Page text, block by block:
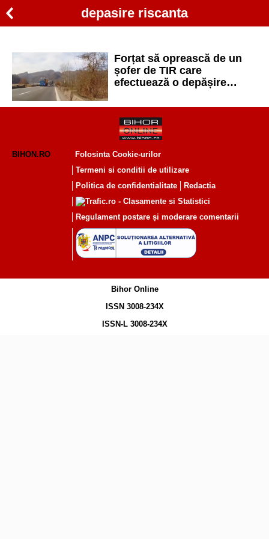
depasire riscanta
Forțat să oprească de un
șofer de TIR care
efectuează o depășire
BIHON.RO
Folosinta Cookie-urilor
Termeni si conditii de utilizare
Politica de confidentialitate
Redactia
Regulament postare și moderare comentarii
Bihor Online
ISSN 3008-234X
ISSN-L 3008-234X